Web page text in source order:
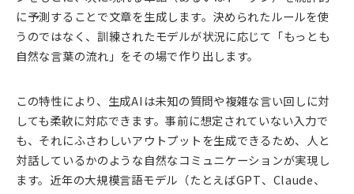
に予測することで文章を生成します。決められたルールを使
うのではなく、訓練されたモデルが状況に応じて「もっとも
自然な言葉の流れ」をその場で作り出します。
この特性により、生成AIは未知の質問や複雑な言い回しに対
しても柔軟に対応できます。事前に想定されていない入力で
も、それにふさわしいアウトプットを生成できるため、人と
対話しているかのような自然なコミュニケーションが実現し
ます。近年の大規模言語モデル（たとえばGPT、Claude、